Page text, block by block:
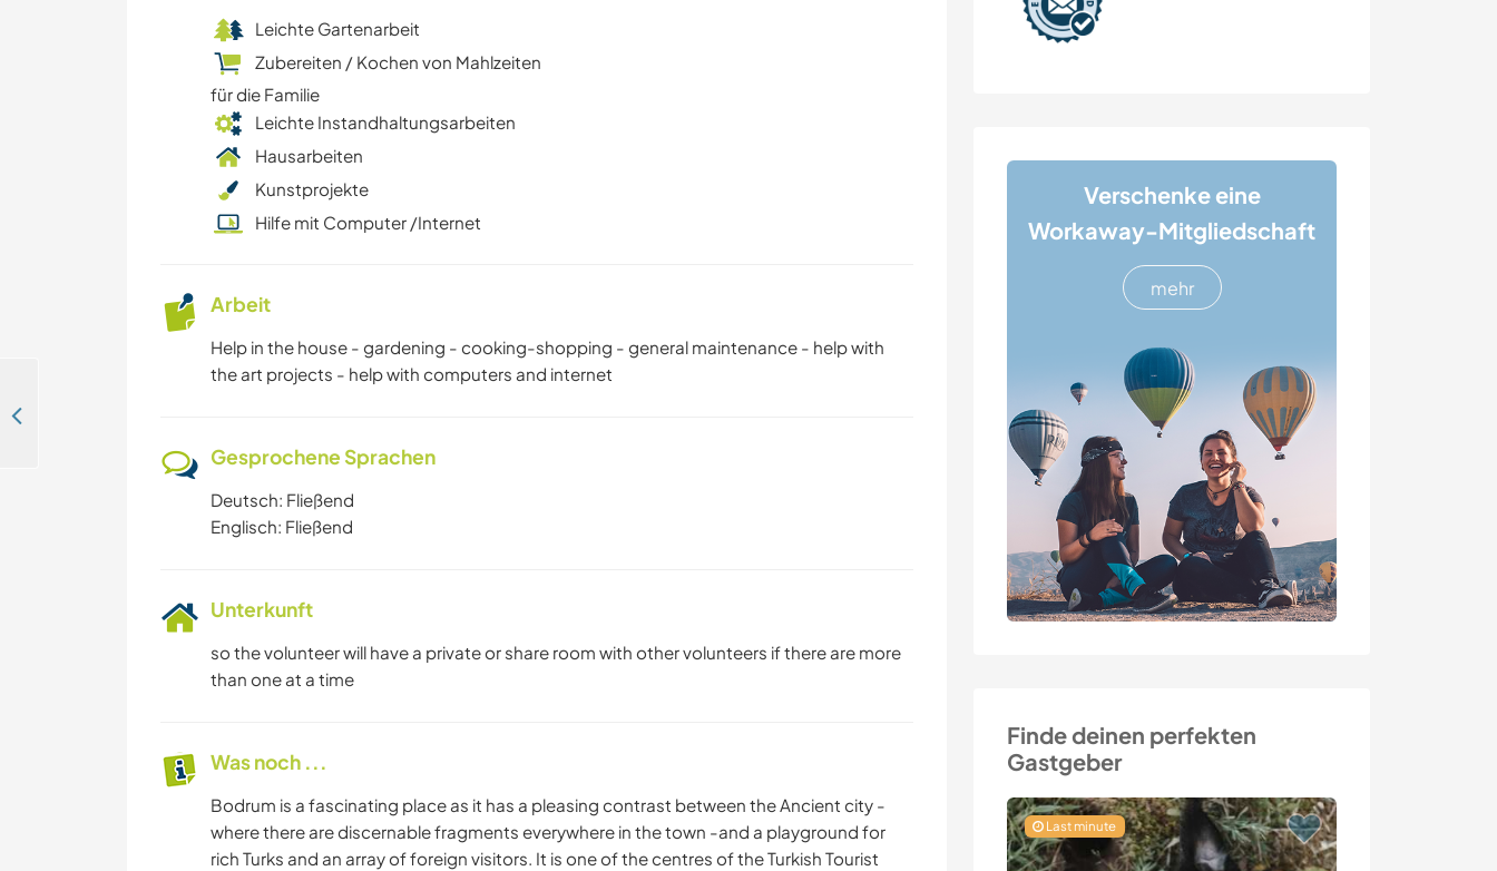
Verschenke eine
Workaway-Mitgliedschaft
mehr
Finde deinen perfekten
Gastgeber
Last minute
Leichte Gartenarbeit
Zubereiten / Kochen von Mahlzeiten
für die Familie
Leichte Instandhaltungsarbeiten
Hausarbeiten
Kunstprojekte
Hilfe mit Computer /Internet
Arbeit
Help in the house - gardening - cooking-shopping - general maintenance - help with
the art projects - help with computers and internet
Gesprochene Sprachen
Deutsch: Fließend
Englisch: Fließend
Unterkunft
so the volunteer will have a private or share room with other volunteers if there are more
than one at a time
Was noch ...
Bodrum is a fascinating place as it has a pleasing contrast between the Ancient city -
where there are discernable fragments everywhere in the town -and a playground for
rich Turks and an array of foreign visitors. It is one of the centres of the Turkish Tourist